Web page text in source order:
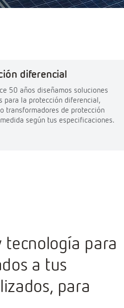
diferencial
50 años diseñamos soluciones
para la protección diferencial,
transformadores de protección
según tus especificaciones.
tecnología para
a tus
para